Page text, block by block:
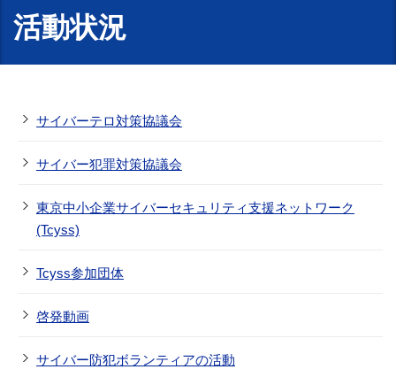
活動状況
サイバーテロ対策協議会
サイバー犯罪対策協議会
東京中小企業サイバーセキュリティ支援ネットワーク
(Tcyss)
Tcyss参加団体
啓発動画
サイバー防犯ボランティアの活動